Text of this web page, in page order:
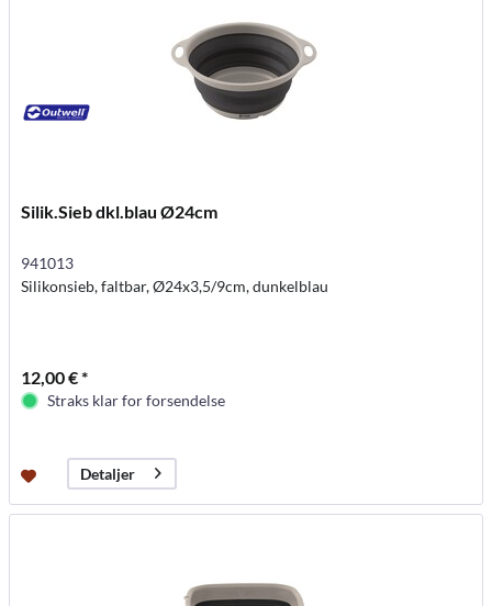
Silik.Sieb dkl.blau Ø24cm
941013
Silikonsieb, faltbar, Ø24x3,5/9cm, dunkelblau
12,00 € *
Straks klar for forsendelse
Detaljer